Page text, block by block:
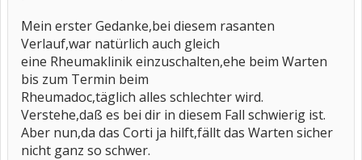
Mein erster Gedanke,bei diesem rasanten
Verlauf,war natürlich auch gleich
eine Rheumaklinik einzuschalten,ehe beim Warten
bis zum Termin beim
Rheumadoc,täglich alles schlechter wird.
Verstehe,daß es bei dir in diesem Fall schwierig ist.
Aber nun,da das Corti ja hilft,fällt das Warten sicher
nicht ganz so schwer.